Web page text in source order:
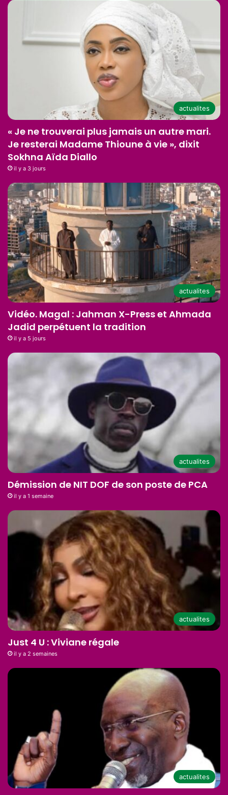
actualites
« Je ne trouverai plus jamais un autre mari.
Je resterai Madame Thioune à vie », dixit
Sokhna Aïda Diallo
il y a 3 jours
actualites
Vidéo. Magal : Jahman X-Press et Ahmada
Jadid perpétuent la tradition
il y a 5 jours
actualites
Démission de NIT DOF de son poste de PCA
il y a 1 semaine
actualites
Just 4 U : Viviane régale
il y a 2 semaines
actualites